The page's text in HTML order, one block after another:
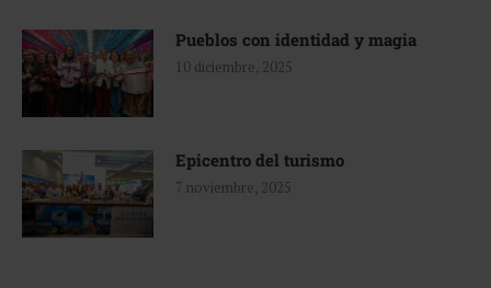
Pueblos con identidad y magia
10 diciembre, 2025
Epicentro del turismo
7 noviembre, 2025